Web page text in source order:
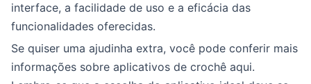
interface, a facilidade de uso e a eficácia das
funcionalidades oferecidas.
Se quiser uma ajudinha extra, você pode conferir mais
informações sobre aplicativos de crochê aqui.